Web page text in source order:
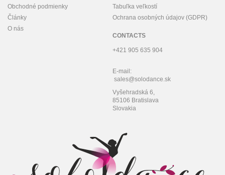
Obchodné podmienky
Články
O nás
Tabuľka veľkostí
Ochrana osobných údajov (GDPR)
CONTACTS
+421 905 635 904
E-mail:
sales@solodance.sk
Vyšehradská 6,
85106 Bratislava
Slovakia